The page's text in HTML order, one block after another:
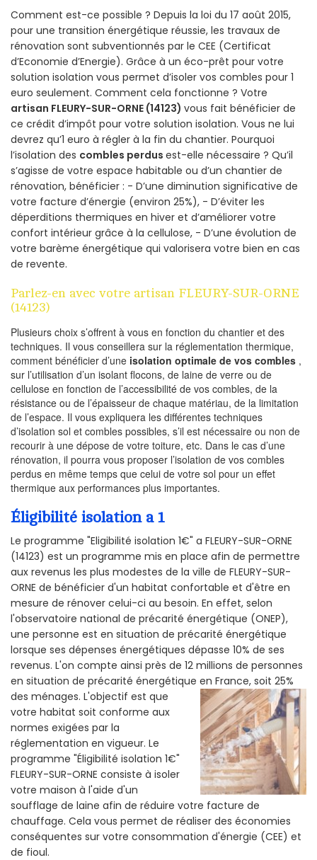
Comment est-ce possible ? Depuis la loi du 17 août 2015,
pour une transition énergétique réussie, les travaux de
rénovation sont subventionnés par le CEE (Certificat
d’Economie d’Energie). Grâce à un éco-prêt pour votre
solution isolation vous permet d’isoler vos combles pour 1
euro seulement. Comment cela fonctionne ? Votre
artisan FLEURY-SUR-ORNE (14123) vous fait bénéficier de
ce crédit d’impôt pour votre solution isolation. Vous ne lui
devrez qu’1 euro à régler à la fin du chantier. Pourquoi
l’isolation des combles perdus est-elle nécessaire ? Qu’il
s’agisse de votre espace habitable ou d’un chantier de
rénovation, bénéficier : - D’une diminution significative de
votre facture d’énergie (environ 25%), - D’éviter les
déperditions thermiques en hiver et d’améliorer votre
confort intérieur grâce à la cellulose, - D’une évolution de
votre barème énergétique qui valorisera votre bien en cas
de revente.
Parlez-en avec votre artisan FLEURY-SUR-ORNE
(14123)
Plusieurs choix s’offrent à vous en fonction du chantier et des
techniques. Il vous conseillera sur la réglementation thermique,
comment bénéficier d’une isolation optimale de vos combles ,
sur l’utilisation d’un isolant flocons, de laine de verre ou de
cellulose en fonction de l’accessibilité de vos combles, de la
résistance ou de l’épaisseur de chaque matériau, de la limitation
de l’espace. Il vous expliquera les différentes techniques
d’isolation sol et combles possibles, s’il est nécessaire ou non de
recourir à une dépose de votre toiture, etc. Dans le cas d’une
rénovation, il pourra vous proposer l’isolation de vos combles
perdus en même temps que celui de votre sol pour un effet
thermique aux performances plus importantes.
Éligibilité isolation a 1
Le programme "Eligibilité isolation 1€" a FLEURY-SUR-ORNE
(14123) est un programme mis en place afin de permettre
aux revenus les plus modestes de la ville de FLEURY-SUR-
ORNE de bénéficier d'un habitat confortable et d'être en
mesure de rénover celui-ci au besoin. En effet, selon
l'observatoire national de précarité énergétique (ONEP),
une personne est en situation de précarité énergétique
lorsque ses dépenses énergétiques dépasse 10% de ses
revenus. L'on compte ainsi près de 12 millions de personnes
en situation de précarité énergétique en France, soit 25%
des ménages. L'objectif est que
votre habitat soit conforme aux
normes exigées par la
réglementation en vigueur. Le
programme "Éligibilité isolation 1€"
FLEURY-SUR-ORNE consiste à isoler
votre maison à l'aide d'un
soufflage de laine afin de réduire votre facture de
chauffage. Cela vous permet de réaliser des économies
conséquentes sur votre consommation d'énergie (CEE) et
de fioul.